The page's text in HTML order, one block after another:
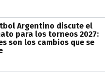
Argentino discute el
para los torneos 2027:
son los cambios que se